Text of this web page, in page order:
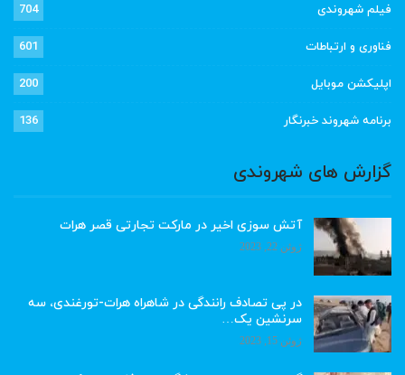
فیلم شهروندی 704
فناوری و ارتباطات 601
اپلیکشن موبایل 200
برنامه شهروند خبرنگار 136
گزارش های شهروندی
آتش سوزی اخیر در مارکت تجارتی قصر هرات
ژوئن 22, 2023
در پی تصادف رانندگی در شاهراه هرات-تورغندی، سه
سرنشین یک…
ژوئن 15, 2023